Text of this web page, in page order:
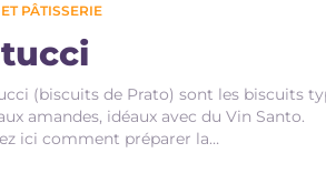
PÂTISSERIE
(biscuits de Prato) sont les biscuits
amandes, idéaux avec du Vin Santo.
ici comment préparer la…